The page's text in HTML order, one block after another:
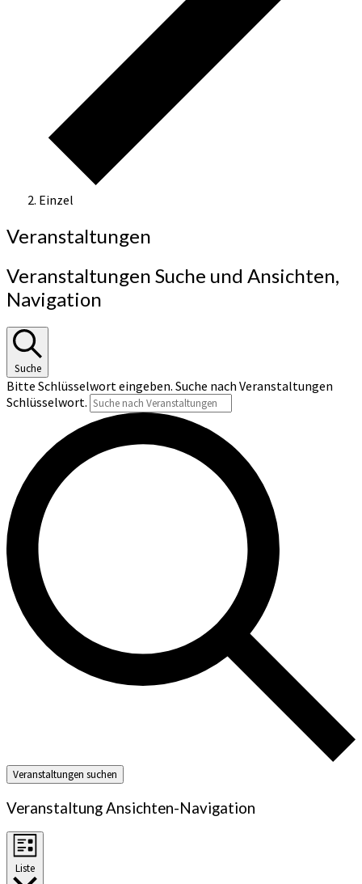
Einzel
Veranstaltungen
Veranstaltungen Suche und Ansichten,
Navigation
Suche
Bitte Schlüsselwort eingeben. Suche nach Veranstaltungen
Schlüsselwort.
Veranstaltungen suchen
Veranstaltung Ansichten-Navigation
Liste